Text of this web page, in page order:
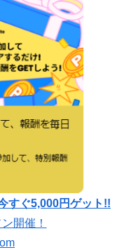
すぐ5,000円ゲット!!
開催！